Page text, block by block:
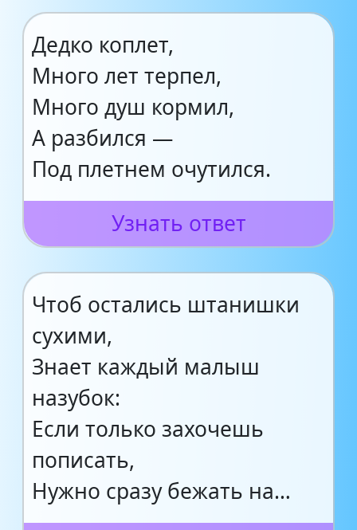
Дедко коплет,
Много лет терпел,
Много душ кормил,
А разбился —
Под плетнем очутился.
Узнать ответ
Чтоб остались штанишки
сухими,
Знает каждый малыш
назубок:
Если только захочешь
пописать,
Нужно сразу бежать на…